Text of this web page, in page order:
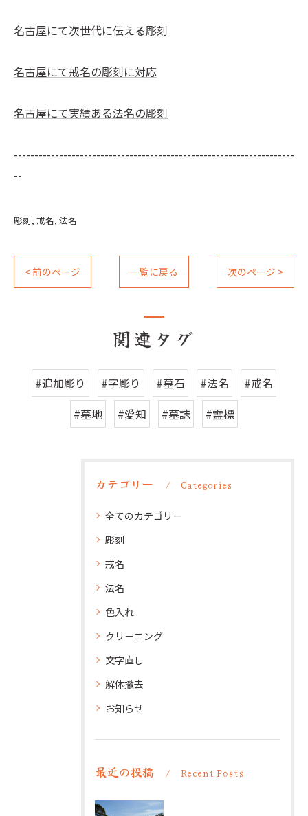
名古屋にて次世代に伝える彫刻
名古屋にて戒名の彫刻に対応
名古屋にて実績ある法名の彫刻
--------------------------------------------------------------------
--
彫刻 戒名 法名
< 前のページ 一覧に戻る 次のページ >
関連タグ
#追加彫り #字彫り #墓石 #法名
#戒名
#墓地
#愛知 #墓誌 #霊標
カテゴリー Categories
全てのカテゴリー
彫刻
戒名
法名
色入れ
クリーニング
文字直し
解体撤去
お知らせ
最近の投稿 Recent Posts